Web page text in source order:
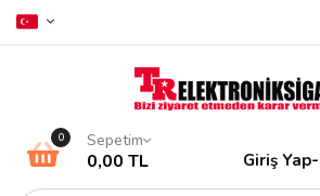
0 Sepetim
0,00 TL Giriş Yap-